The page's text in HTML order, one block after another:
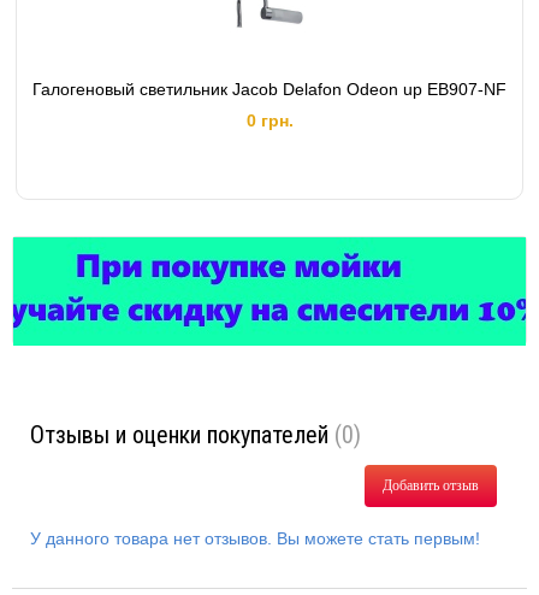
Галогеновый светильник Jacob Delafon Odeon up EB907-NF
0 грн.
Отзывы и оценки покупателей (0)
Добавить отзыв
У данного товара нет отзывов. Вы можете стать первым!